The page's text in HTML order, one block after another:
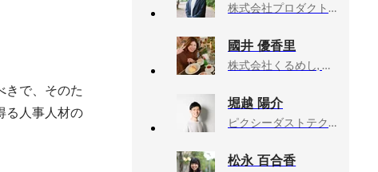
きで、そのた
る人事人材の
株式会社プロダクトフォース, 人事
國井 優香里
株式会社くるめし, 人事
堀越 陽介
ピクシーダストテクノロジーズ株式会社, 人事部
松永 百合香